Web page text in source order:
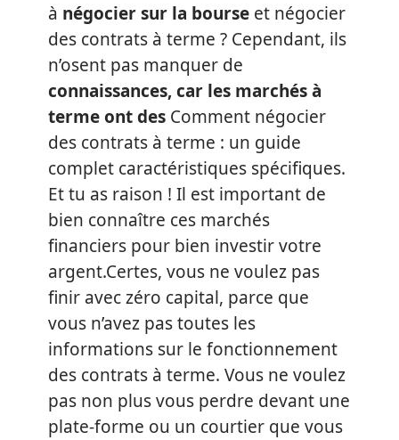
à négocier sur la bourse et négocier
des contrats à terme ? Cependant, ils
n’osent pas manquer de
connaissances, car les marchés à
terme ont des Comment négocier
des contrats à terme : un guide
complet caractéristiques spécifiques.
Et tu as raison ! Il est important de
bien connaître ces marchés
financiers pour bien investir votre
argent.Certes, vous ne voulez pas
finir avec zéro capital, parce que
vous n’avez pas toutes les
informations sur le fonctionnement
des contrats à terme. Vous ne voulez
pas non plus vous perdre devant une
plate-forme ou un courtier que vous